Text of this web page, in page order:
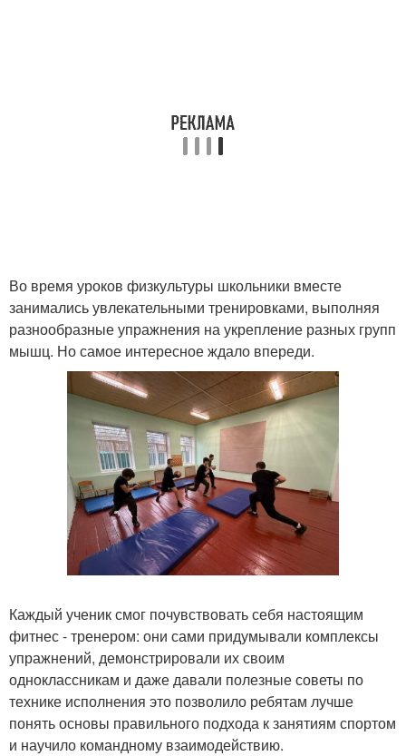
Во время уроков физкультуры школьники вместе
занимались увлекательными тренировками, выполняя
разнообразные упражнения на укрепление разных групп
мышц. Но самое интересное ждало впереди.
Каждый ученик смог почувствовать себя настоящим
фитнес - тренером: они сами придумывали комплексы
упражнений, демонстрировали их своим
одноклассникам и даже давали полезные советы по
технике исполнения это позволило ребятам лучше
понять основы правильного подхода к занятиям спортом
и научило командному взаимодействию.